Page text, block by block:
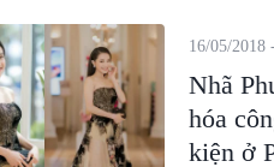
Nhã
hóa
kiện ở
16/05/2018